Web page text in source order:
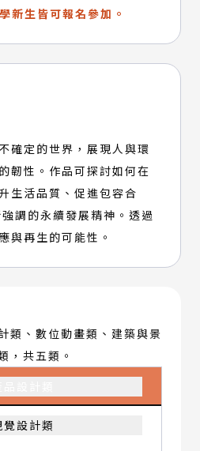
新生皆可報名參加。
確定的世界，展現人與環
韌性。作品可探討如何在
生活品質、促進包容合
調的永續發展精神。透過
與再生的可能性。
類、數位動畫類、建築與景
，共五類。
覺設計類